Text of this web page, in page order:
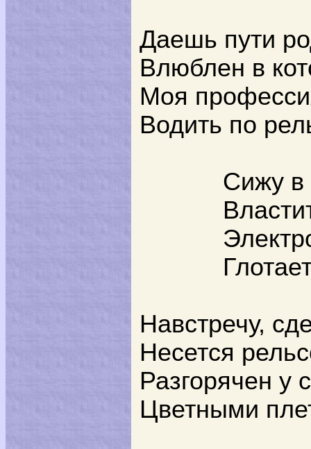
Даешь пути
Влюблен в
Моя
Водить по
Сижу в
Навстречу,
Несется
Разгорячен у
Цветными